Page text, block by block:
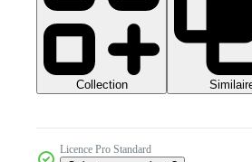
Collection
Licence Pro Standard